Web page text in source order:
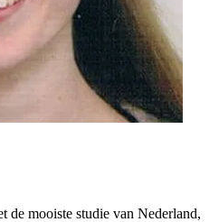
de mooiste studie van Nederland,